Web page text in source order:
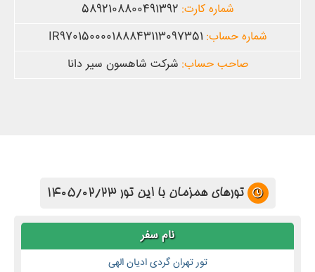
5892108800491392
IR970150000188843113097351
شرکت شاهسون سیر دانا
تورهای همزمان با این تور 1405/02/23
تور تهران گردی ادیان الهی